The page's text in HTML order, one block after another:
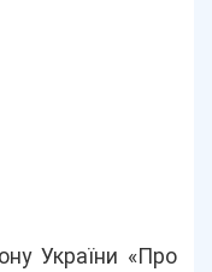
України «Про